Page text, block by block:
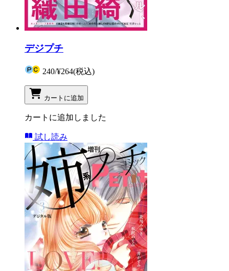
デジプチ
240/¥264(税込)
カートに追加
カートに追加しました
試し読み